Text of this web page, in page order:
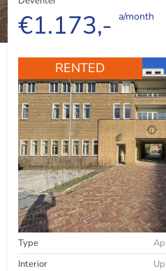
€1.173,- a/month
RENTED
Type
Interior